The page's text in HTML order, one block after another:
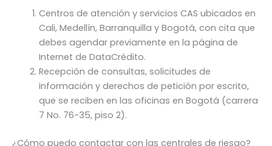
Centros de atención y servicios CAS ubicados en
Cali, Medellín, Barranquilla y Bogotá, con cita que
debes agendar previamente en la página de
Internet de DataCrédito.
Recepción de consultas, solicitudes de
información y derechos de petición por escrito,
que se reciben en las oficinas en Bogotá (carrera
7 No. 76-35, piso 2).
¿Cómo puedo contactar con las centrales de riesgo?